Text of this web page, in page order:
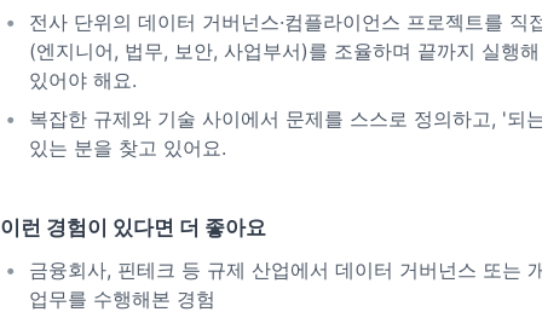
전사 단위의 데이터 거버넌스·컴플라이언스 프로젝트를 직
(엔지니어, 법무, 보안, 사업부서)를 조율하며 끝까지 실행
있어야 해요.
복잡한 규제와 기술 사이에서 문제를 스스로 정의하고, '되
있는 분을 찾고 있어요.
이런 경험이 있다면 더 좋아요
금융회사, 핀테크 등 규제 산업에서 데이터 거버넌스 또는
업무를 수행해본 경험